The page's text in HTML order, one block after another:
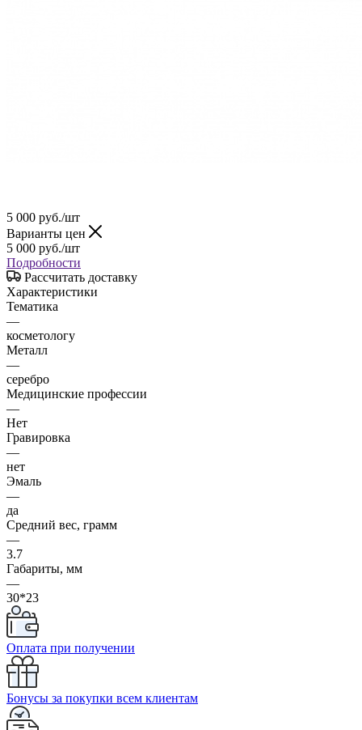
5 000 руб./шт
Варианты цен
5 000 руб./шт
Подробности
Рассчитать доставку
Характеристики
Тематика
—
косметологу
Металл
—
серебро
Медицинские профессии
—
Нет
Гравировка
—
нет
Эмаль
—
да
Средний вес, грамм
—
3.7
Габариты, мм
—
30*23
Оплата при получении
Бонусы за покупки всем клиентам